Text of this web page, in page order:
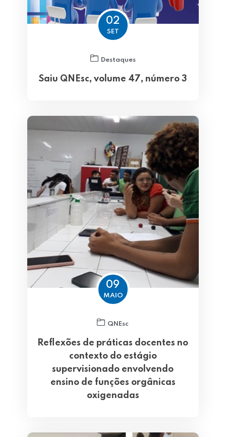
02
SET
Destaques
Saiu QNEsc, volume 47, número 3
09
MAIO
QNEsc
Reflexões de práticas docentes no
contexto do estágio
supervisionado envolvendo
ensino de funções orgânicas
oxigenadas